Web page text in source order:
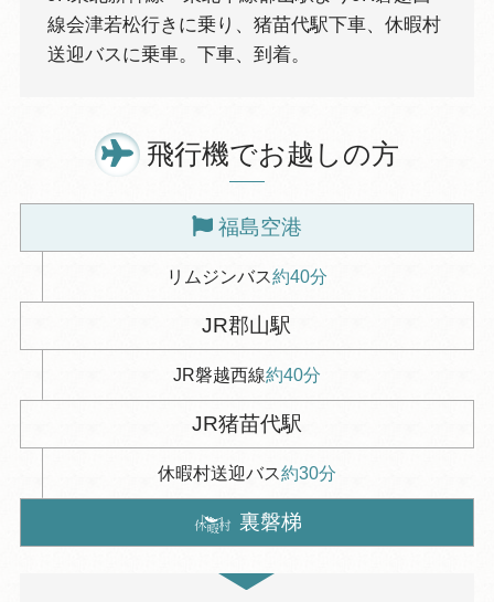
線会津若松行きに乗り、猪苗代駅下車、休暇村
送迎バスに乗車。下車、到着。
飛行機でお越しの方
福島空港
リムジンバス約40分
JR郡山駅
JR磐越西線約40分
JR猪苗代駅
休暇村送迎バス約30分
裏磐梯